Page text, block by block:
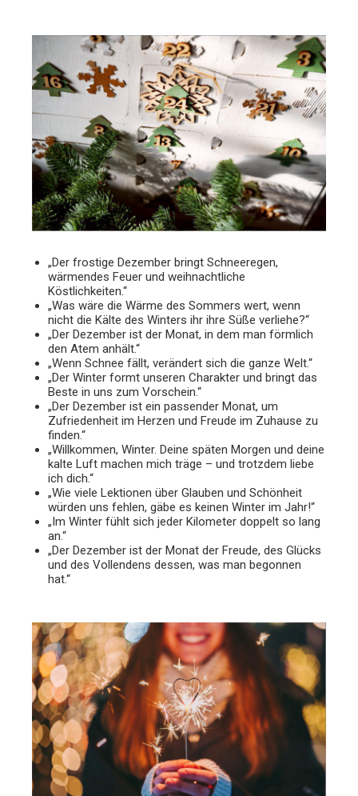
„Der frostige Dezember bringt Schneeregen,
wärmendes Feuer und weihnachtliche
Köstlichkeiten.“
„Was wäre die Wärme des Sommers wert, wenn
nicht die Kälte des Winters ihr ihre Süße verliehe?“
„Der Dezember ist der Monat, in dem man förmlich
den Atem anhält.“
„Wenn Schnee fällt, verändert sich die ganze Welt.“
„Der Winter formt unseren Charakter und bringt das
Beste in uns zum Vorschein.“
„Der Dezember ist ein passender Monat, um
Zufriedenheit im Herzen und Freude im Zuhause zu
finden.“
„Willkommen, Winter. Deine späten Morgen und deine
kalte Luft machen mich träge – und trotzdem liebe
ich dich.“
„Wie viele Lektionen über Glauben und Schönheit
würden uns fehlen, gäbe es keinen Winter im Jahr!“
„Im Winter fühlt sich jeder Kilometer doppelt so lang
an.“
„Der Dezember ist der Monat der Freude, des Glücks
und des Vollendens dessen, was man begonnen
hat.“